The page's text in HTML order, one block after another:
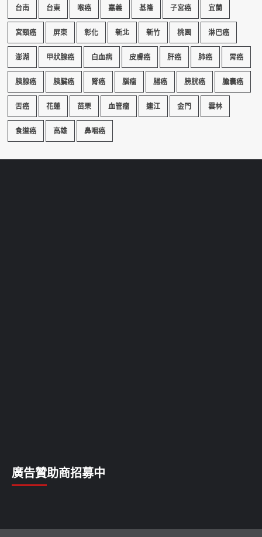
台南 台東 喉癌 嘉義 基隆 子宮癌 宜蘭
宮頸癌 屏東 彰化 新北 新竹 桃園 淋巴癌
澎湖 甲狀腺癌 白血病 皮膚癌 肝癌 肺癌 胃癌
胰腺癌 胰臟癌 腎癌 腦瘤 腸癌 膀胱癌 膽囊癌
舌癌 花蓮 苗栗 血管瘤 連江 金門 雲林
食道癌 高雄 鼻咽癌
廣告贊助商招募中